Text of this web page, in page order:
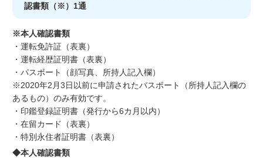
認書類（※）1通
※本人確認書類
・運転免許証（表裏）
・運転経歴証明書（表裏）
・パスポート（顔写真、所持人記入欄）
※2020年2月3日以前に申請されたパスポート（所持人記入欄の
あるもの）のみ有効です。
・印鑑登録証明書（発行から6カ月以内）
・在留カード（表裏）
・特別永住者証明書（表裏）
◆本人確認書類